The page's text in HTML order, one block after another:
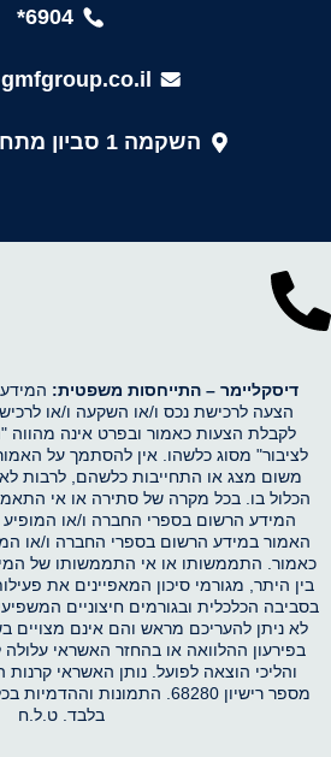
6904*
השקמה 1 סביון מתחם G בניין D
דיסקליימר – התייחסות משפטית:
הצעה לרכישת נכס ו/או השקעה ו/או
לקבלת הצעות כאמור ובפרט אינה מהווה
לציבור" מסוג כלשהו. אין להסתמך על
משום מצג או התחייבות כלשהם, לרבות
הכלול בו. בכל מקרה של סתירה או אי
המידע הרשום בספרי החברה ו/או
האמור במידע הרשום בספרי החברה ו/או
כאמור. התממשותו או אי התממשותו של
בין היתר, מגורמי סיכון המאפיינים את
בסביבה הכלכלית ובגורמים חיצוניים
לא ניתן להעריכם מראש והם אינם מצויים
בפירעון ההלוואה או בהחזר האשראי עלולה
מספר רישיון 68280. התמונות
בלבד. ט.ל.ח